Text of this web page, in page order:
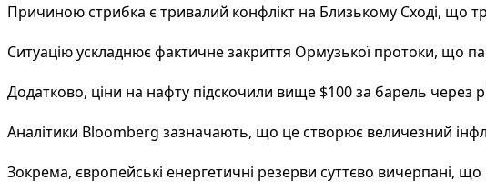
Причиною стрибка є тривалий конфлікт на Близькому Сході, що
Ситуацію ускладнює фактичне закриття Ормузької протоки, що
Додатково, ціни на нафту підскочили вище $100 за барель через
Аналітики Bloomberg зазначають, що це створює величезний
Зокрема, європейські енергетичні резерви суттєво вичерпані,